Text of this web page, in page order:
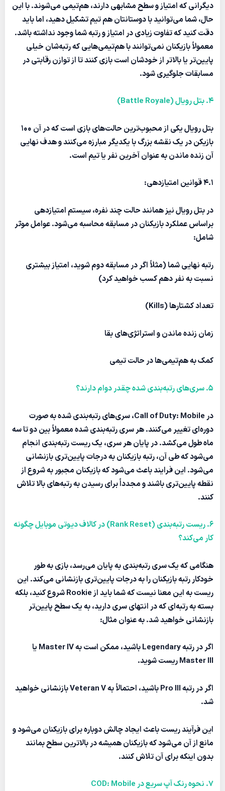
دیگرانی که امتیاز و سطح مشابهی دارند، هم‌تیمی می‌شوند. با این
حال، شما می‌توانید با دوستانتان هم تیم تشکیل دهید، اما باید
دقت کنید که تفاوت زیادی در امتیاز و رتبه شما وجود نداشته باشد.
معمولاً بازیکنان نمی‌توانند با هم‌تیمی‌هایی که رتبه‌شان خیلی
پایین‌تر یا بالاتر از خودشان است بازی کنند تا از توازن رقابتی در
مسابقات جلوگیری شود.
4. بتل رویال (Battle Royale)
بتل رویال یکی از محبوب‌ترین حالت‌های بازی است که در آن 100
بازیکن در یک نقشه بزرگ با یکدیگر مبارزه می‌کنند و هدف نهایی
آن زنده ماندن به عنوان آخرین نفر یا تیم است.
4.1قوانین امتیازدهی:
در بتل رویال نیز همانند حالت چند نفره، سیستم امتیازدهی
براساس عملکرد بازیکنان در مسابقه محاسبه می‌شود. عوامل موثر
شامل:
رتبه نهایی شما(مثلاً اگر در مسابقه دوم شوید، امتیاز بیشتری
نسبت به نفر دهم کسب خواهید کرد)
تعداد کشتارها (Kills)
زمان زنده ماندنو استراتژی‌های بقا
کمک به هم‌تیمی‌هادر حالت تیمی
5. سری‌های رتبه‌بندی شده چقدر دوام دارند؟
در Call of Duty: Mobile، سری‌های رتبه‌بندی شده به صورت
دوره‌ای تغییر می‌کنند. هر سری رتبه‌بندی شدهمعمولاً بیندو تا سه
ماهطول می‌کشد. در پایان هر سری، یکریست رتبه‌بندی انجام
می‌شود که طی آن، رتبه بازیکنان به درجات پایین‌تری بازنشانی
می‌شود. این فرایند باعث می‌شود که بازیکنان مجبور به شروع از
نقطه پایین‌تری باشند و مجدداً برای رسیدن به رتبه‌های بالا تلاش
کنند.
6. ریست رتبه‌بندی (Rank Reset) در کالاف دیوتی موبایل چگونه
کار می‌کند؟
هنگامی که یک سری رتبه‌بندی به پایان می‌رسد، بازی به طور
خودکار رتبه بازیکنان را به درجات پایین‌تری بازنشانی می‌کند. این
ریست به این معنا نیست که شما باید ازRookieشروع کنید، بلکه
بسته به رتبه‌ای که در انتهای سری دارید، به یک سطح پایین‌تر
بازنشانی خواهید شد. به عنوان مثال:
اگر در رتبهLegendaryباشید، ممکن است بهMaster IV یا
Master IIIریست شوید.
اگر در رتبهPro IIIباشید، احتمالاً بهVeteran Vبازنشانی خواهید
شد.
این فرآیند ریست باعث ایجاد چالش دوباره برای بازیکنان می‌شود و
مانع از آن می‌شود که بازیکنان همیشه در بالاترین سطح بمانند
بدون اینکه برای آن تلاش کنند.
7. نحوه رنک آپ سریع در COD: Mobile